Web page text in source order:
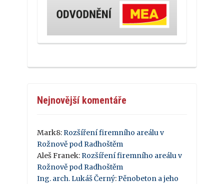
Nejnovější komentáře
Mark8: Rozšíření firemního areálu v
Rožnově pod Radhoštěm
Aleš Franek: Rozšíření firemního areálu v
Rožnově pod Radhoštěm
Ing. arch. Lukáš Černý: Pěnobeton a jeho